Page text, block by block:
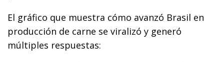
El gráfico que muestra cómo avanzó Brasil en
producción de carne se viralizó y generó
múltiples respuestas: